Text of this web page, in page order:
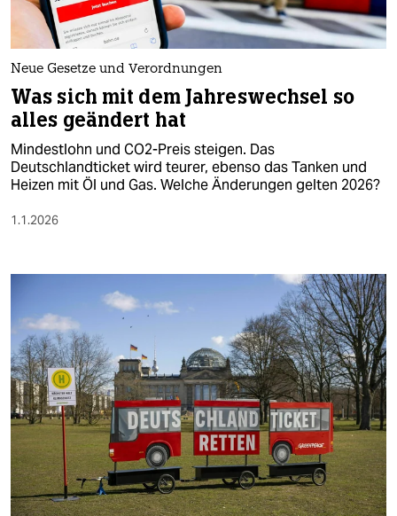
Neue Gesetze und Verordnungen
Was sich mit dem Jahreswechsel so
alles geändert hat
Mindestlohn und CO2-Preis steigen. Das
Deutschlandticket wird teurer, ebenso das Tanken und
Heizen mit Öl und Gas. Welche Änderungen gelten 2026?
1.1.2026